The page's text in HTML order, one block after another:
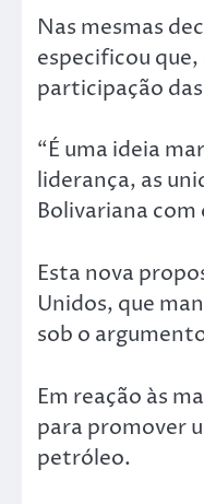
Nas mesmas
especificou
participação
“É uma ideia
liderança, as
Bolivariana com
Esta nova
Unidos, que
sob o
Em reação às
para promover
petróleo.